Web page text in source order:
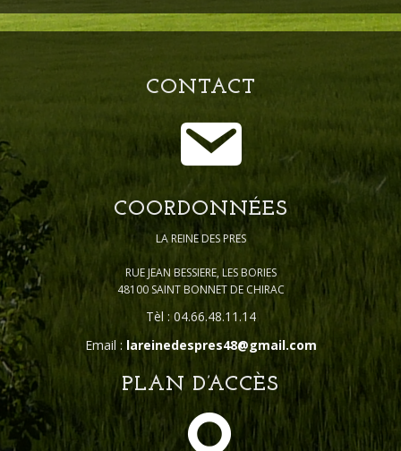
CONTACT
COORDONNÉES
LA REINE DES PRES
RUE JEAN BESSIERE, LES BORIES
48100 SAINT BONNET DE CHIRAC
Tèl : 04.66.48.11.14
Email : lareinedespres48@gmail.com
PLAN D’ACCÈS